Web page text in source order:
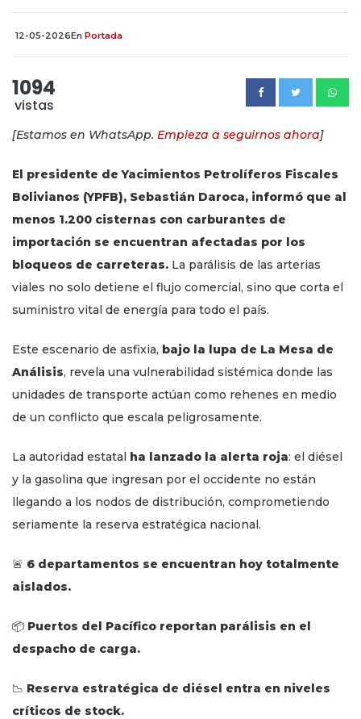
12-05-2026En Portada
1094
vistas
[Estamos en WhatsApp. Empieza a seguirnos ahora]
El presidente de Yacimientos Petrolíferos Fiscales
Bolivianos (YPFB), Sebastián Daroca, informó que al
menos 1.200 cisternas con carburantes de
importación se encuentran afectadas por los
bloqueos de carreteras. La parálisis de las arterias
viales no solo detiene el flujo comercial, sino que corta el
suministro vital de energía para todo el país.
Este escenario de asfixia, bajo la lupa de La Mesa de
Análisis, revela una vulnerabilidad sistémica donde las
unidades de transporte actúan como rehenes en medio
de un conflicto que escala peligrosamente.
La autoridad estatal ha lanzado la alerta roja: el diésel
y la gasolina que ingresan por el occidente no están
llegando a los nodos de distribución, comprometiendo
seriamente la reserva estratégica nacional.
🚨 6 departamentos se encuentran hoy totalmente
aislados.
📦 Puertos del Pacífico reportan parálisis en el
despacho de carga.
📉 Reserva estratégica de diésel entra en niveles
críticos de stock.